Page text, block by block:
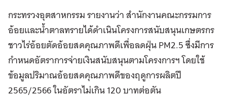
กระทรวงอุตสาหกรรม รายงานว่า สำนักงานคณะกรรมการ
อ้อยและน้ำตาลทรายได้ดำเนินโครงการสนับสนุนเกษตรกร
ชาวไร่อ้อยตัดอ้อยสดคุณภาพดีเพื่อลดฝุ่น PM2.5 ซึ่งมีการ
กำหนดอัตราการจ่ายเงินสนับสนุนตามโครงการฯ โดยใช้
ข้อมูลปริมาณอ้อยสดคุณภาพดีของฤดูการผลิตปี
2565/2566 ในอัตราไม่เกิน 120 บาทต่อตัน